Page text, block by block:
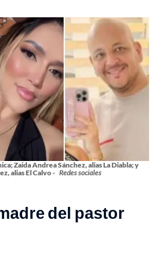
Zaida Andrea Sánchez, alias La Diabla; y
alias El Calvo - Redes sociales
del pastor